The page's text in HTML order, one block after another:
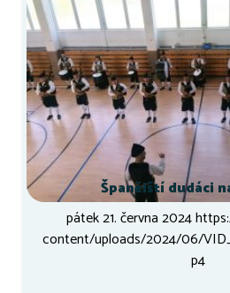
Španělští dudáci
pátek 21. června 2024
content/uploads/2024/06/
p4